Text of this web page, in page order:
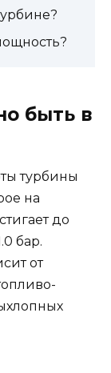
быть в
турбины
на
до
бар.
от